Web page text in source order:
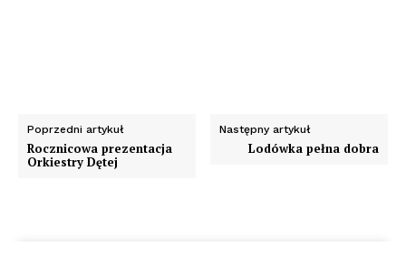
Poprzedni artykuł
Rocznicowa prezentacja
Orkiestry Dętej
Następny artykuł
Lodówka pełna dobra